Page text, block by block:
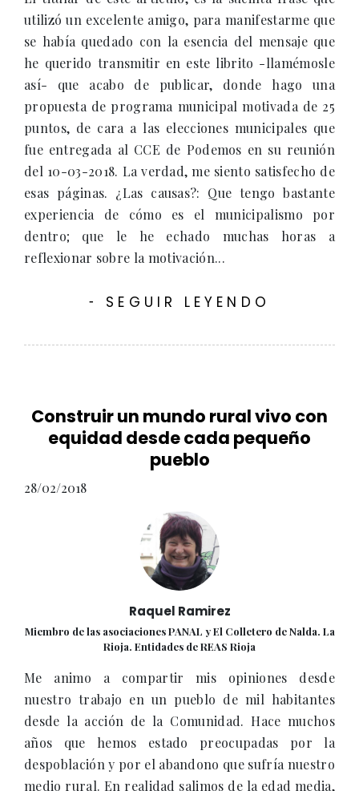
utilizó un excelente amigo, para manifestarme que
se había quedado con la esencia del mensaje que
he querido transmitir en este librito -llamémosle
así- que acabo de publicar, donde hago una
propuesta de programa municipal motivada de 25
puntos, de cara a las elecciones municipales que
fue entregada al CCE de Podemos en su reunión
del 10-03-2018. La verdad, me siento satisfecho de
esas páginas. ¿Las causas?: Que tengo bastante
experiencia de cómo es el municipalismo por
dentro; que le he echado muchas horas a
reflexionar sobre la motivación...
- SEGUIR LEYENDO
Construir un mundo rural vivo con
equidad desde cada pequeño
pueblo
28/02/2018
Raquel Ramirez
Miembro de las asociaciones PANAL y El Colletero de Nalda. La
Rioja. Entidades de REAS Rioja
Me animo a compartir mis opiniones desde
nuestro trabajo en un pueblo de mil habitantes
desde la acción de la Comunidad. Hace muchos
años que hemos estado preocupadas por la
despoblación y por el abandono que sufría nuestro
medio rural. En realidad salimos de la edad media,